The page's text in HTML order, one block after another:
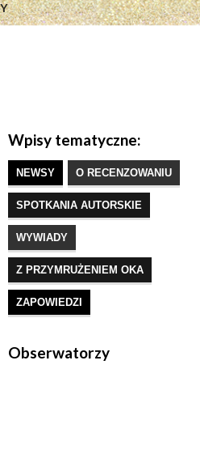
Wpisy tematyczne:
NEWSY O RECENZOWANIU
SPOTKANIA AUTORSKIE
WYWIADY
Z PRZYMRUŻENIEM OKA
ZAPOWIEDZI
Obserwatorzy